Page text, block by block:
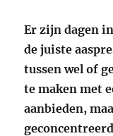
Er zijn dagen
de juiste
tussen wel of
te maken met
aanbieden,